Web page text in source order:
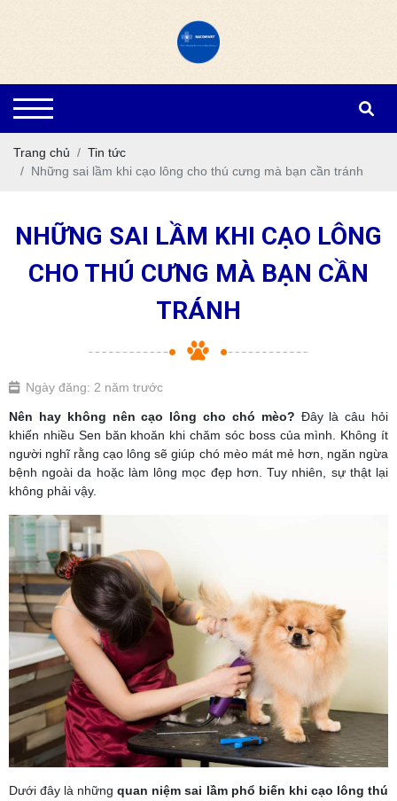
Trang chủ
Tin tức
Những sai lầm khi cạo lông cho thú cưng mà bạn cần tránh
NHỮNG SAI LẦM KHI CẠO LÔNG
CHO THÚ CƯNG MÀ BẠN CẦN
TRÁNH
Ngày đăng: 2 năm trước
Nên hay không nên cạo lông cho chó mèo? Đây là câu hỏi
khiến nhiều Sen băn khoăn khi chăm sóc boss của mình. Không ít
người nghĩ rằng cạo lông sẽ giúp chó mèo mát mẻ hơn, ngăn ngừa
bệnh ngoài da hoặc làm lông mọc đẹp hơn. Tuy nhiên, sự thật lại
không phải vậy.
Dưới đây là nhữngquan niệm sai lầm phổ biến khi cạo lông thú